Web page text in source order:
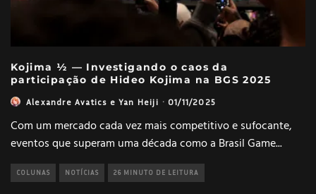
Kojima ½ — Investigando o caos da
participação de Hideo Kojima na BGS 2025
Alexandre Avatics eYan Heiji · 01/11/2025
Com um mercado cada vez mais competitivo e sufocante,
eventos que superam uma década como a Brasil Game...
COLUNAS NOTÍCIAS 26 MINUTO DE LEITURA